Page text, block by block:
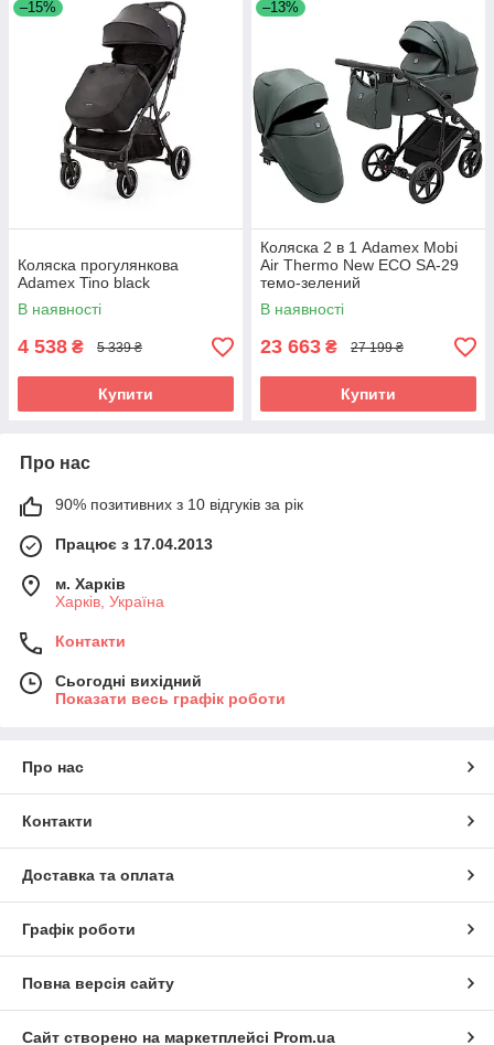
–15%
Коляска прогулянкова
Adamex Tino black
В наявності
4 538 ₴ 5 339 ₴
Купити
–13%
Коляска 2 в 1 Adamex Mobi
Air Thermo New ECO SA-29
темо-зелений
В наявності
23 663 ₴ 27 199 ₴
Купити
Про нас
90% позитивних з 10 відгуків за рік
Працює з 17.04.2013
м. Харків
Харків, Україна
Контакти
Сьогодні вихідний
Показати весь графік роботи
Про нас
Контакти
Доставка та оплата
Графік роботи
Повна версія сайту
Сайт створено на маркетплейсі Prom.ua